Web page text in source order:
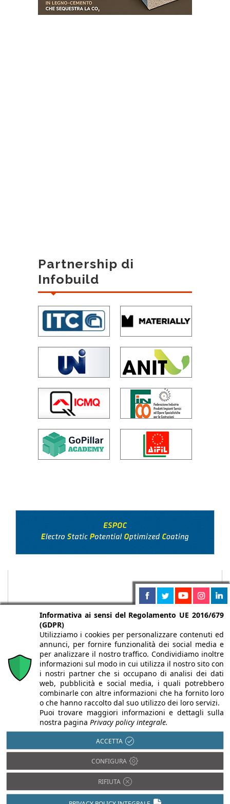
Partnership di
Infobuild
Chi siamo Autori Per la tua pubblicità
Iscriviti alla
newsletter
Infobuild è testata registrata presso il Tribunale di Milano al n° 63
dell’8/3/2013 - ISSN 2282-2267
© 2000-2026 Infoweb srl - P.IVA 13155920153 - Tutti i diritti
riservati |Privacy
Informativa ai sensi del Regolamento UE 2016/679
(GDPR)
Utilizziamo i cookies per personalizzare contenuti ed
annunci, per fornire funzionalità dei social media e
per analizzare il nostro traffico. Condividiamo inoltre
informazioni sul modo in cui utilizza il nostro sito con
i nostri partner che si occupano di analisi dei dati
web, pubblicità e social media, i quali potrebbero
combinarle con altre informazioni che ha fornito loro
o che hanno raccolto dal suo utilizzo dei loro servizi.
Puoi trovare maggiori informazioni e dettagli sulla
nostra pagina Privacy policy integrale.
ACCETTA
CONFIGURA
RIFIUTA